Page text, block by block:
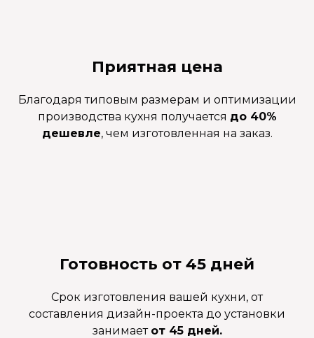
Приятная цена
Благодаря типовым размерам и оптимизации
производства кухня получается до 40%
дешевле, чем изготовленная на заказ.
Готовность от 45 дней
Срок изготовления вашей кухни, от
составления дизайн-проекта до установки
занимает от 45 дней.